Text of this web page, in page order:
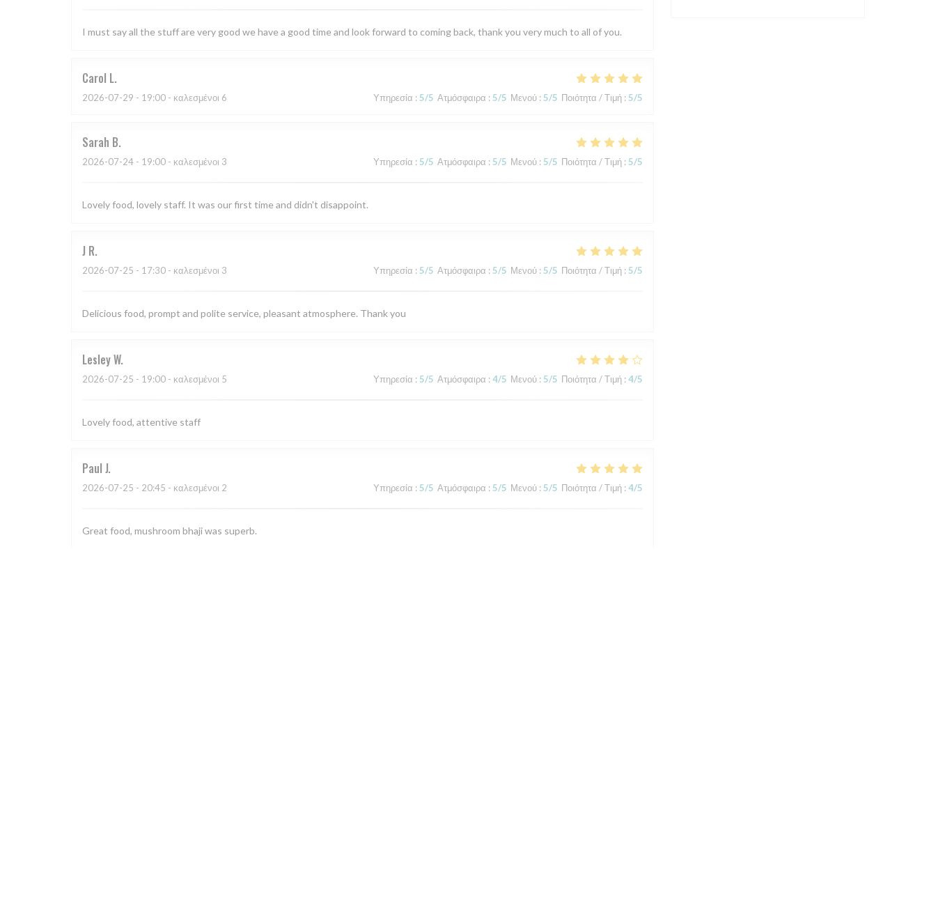
I must say all the stuff are very good we have a good time and look forward to coming back, thank you very much to all of you.
Carol L
2026-07-29 - 19:00 - καλεσμένοι 6 Υπηρεσία : 5/5 Ατμόσφαιρα : 5/5 Μενού : 5/5 Ποιότητα / Τιμή : 5/5
Sarah B
2026-07-24 - 19:00 - καλεσμένοι 3 Υπηρεσία : 5/5 Ατμόσφαιρα : 5/5 Μενού : 5/5 Ποιότητα / Τιμή : 5/5
Lovely food, lovely staff. It was our first time and didn't disappoint.
J R
2026-07-25 - 17:30 - καλεσμένοι 3 Υπηρεσία : 5/5 Ατμόσφαιρα : 5/5 Μενού : 5/5 Ποιότητα / Τιμή : 5/5
Delicious food, prompt and polite service, pleasant atmosphere. Thank you
LesleyW
2026-07-25 - 19:00 - καλεσμένοι 5 Υπηρεσία : 5/5 Ατμόσφαιρα : 4/5 Μενού : 5/5 Ποιότητα / Τιμή : 4/5
Lovely food, attentive staff
Paul J
2026-07-25 - 20:45 - καλεσμένοι 2 Υπηρεσία : 5/5 Ατμόσφαιρα : 5/5 Μενού : 5/5 Ποιότητα / Τιμή : 4/5
Great food, mushroom bhaji was superb.